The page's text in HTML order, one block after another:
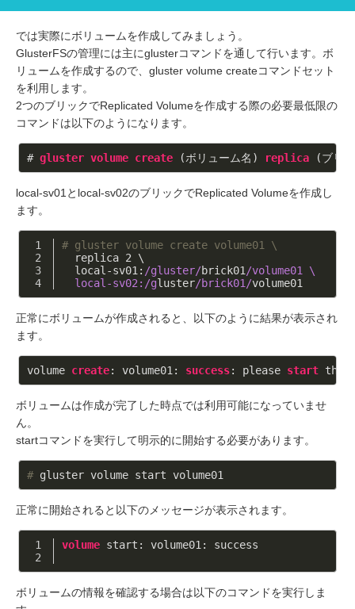
では実際にボリュームを作成してみましょう。
GlusterFSの管理には主にglusterコマンドを通して行います。ボ
リュームを作成するので、gluster volume createコマンドセット
を利用します。
2つのブリックでReplicated Volumeを作成する際の必要最低限の
コマンドは以下のようになります。
# gluster volume create (ボリューム名) replica (ブリ
local-sv01とlocal-sv02のブリックでReplicated Volumeを作成し
ます。
# gluster volume create volume01 \
  replica
2 \
  local-sv01:
/gluster/brick01/volume01 \
  local-sv02:/g
luster/brick01/volume01
正常にボリュームが作成されると、以下のように結果が表示され
ます。
volume create: volume01: success: please start the
ボリュームは作成が完了した時点では利用可能になっていませ
ん。
startコマンドを実行して明示的に開始する必要があります。
# gluster volume start volume01
正常に開始されると以下のメッセージが表示されます。
volume start: volume01: success
ボリュームの情報を確認する場合は以下のコマンドを実行しま